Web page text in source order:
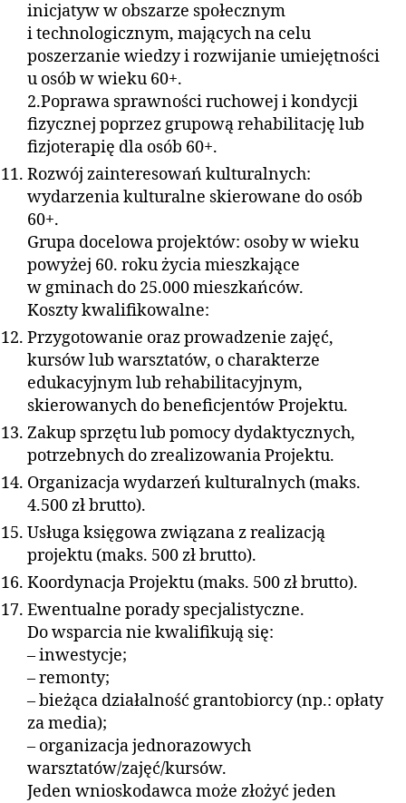
inicjatyw w obszarze społecznym
i technologicznym, mających na celu
poszerzanie wiedzy i rozwijanie umiejętności
u osób w wieku 60+.
2.Poprawa sprawności ruchowej i kondycji
fizycznej poprzez grupową rehabilitację lub
fizjoterapię dla osób 60+.
Rozwój zainteresowań kulturalnych:
wydarzenia kulturalne skierowane do osób
60+.
Grupa docelowa projektów: osoby w wieku
powyżej 60. roku życia mieszkające
w gminach do 25.000 mieszkańców.
Koszty kwalifikowalne:
Przygotowanie oraz prowadzenie zajęć,
kursów lub warsztatów, o charakterze
edukacyjnym lub rehabilitacyjnym,
skierowanych do beneficjentów Projektu.
Zakup sprzętu lub pomocy dydaktycznych,
potrzebnych do zrealizowania Projektu.
Organizacja wydarzeń kulturalnych (maks.
4.500 zł brutto).
Usługa księgowa związana z realizacją
projektu (maks. 500 zł brutto).
Koordynacja Projektu (maks. 500 zł brutto).
Ewentualne porady specjalistyczne.
Do wsparcia nie kwalifikują się:
– inwestycje;
– remonty;
– bieżąca działalność grantobiorcy (np.: opłaty
za media);
– organizacja jednorazowych
warsztatów/zajęć/kursów.
Jeden wnioskodawca może złożyć jeden